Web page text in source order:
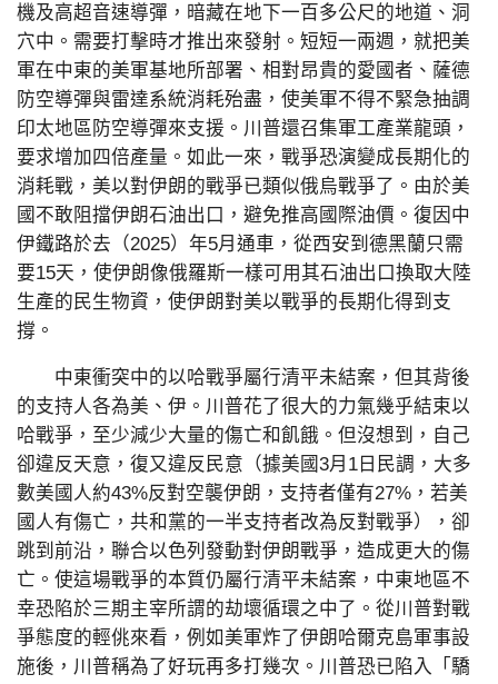
機及高超音速導彈，暗藏在地下一百多公尺的地道、洞
穴中。需要打擊時才推出來發射。短短一兩週，就把美
軍在中東的美軍基地所部署、相對昂貴的愛國者、薩德
防空導彈與雷達系統消耗殆盡，使美軍不得不緊急抽調
印太地區防空導彈來支援。川普還召集軍工產業龍頭，
要求增加四倍產量。如此一來，戰爭恐演變成長期化的
消耗戰，美以對伊朗的戰爭已類似俄烏戰爭了。由於美
國不敢阻擋伊朗石油出口，避免推高國際油價。復因中
伊鐵路於去（2025）年5月通車，從西安到德黑蘭只需
要15天，使伊朗像俄羅斯一樣可用其石油出口換取大陸
生產的民生物資，使伊朗對美以戰爭的長期化得到支
撐。
中東衝突中的以哈戰爭屬行清平未結案，但其背後
的支持人各為美、伊。川普花了很大的力氣幾乎結束以
哈戰爭，至少減少大量的傷亡和飢餓。但沒想到，自己
卻違反天意，復又違反民意（據美國3月1日民調，大多
數美國人約43%反對空襲伊朗，支持者僅有27%，若美
國人有傷亡，共和黨的一半支持者改為反對戰爭），卻
跳到前沿，聯合以色列發動對伊朗戰爭，造成更大的傷
亡。使這場戰爭的本質仍屬行清平未結案，中東地區不
幸恐陷於三期主宰所謂的劫壞循環之中了。從川普對戰
爭態度的輕佻來看，例如美軍炸了伊朗哈爾克島軍事設
施後，川普稱為了好玩再多打幾次。川普恐已陷入「驕